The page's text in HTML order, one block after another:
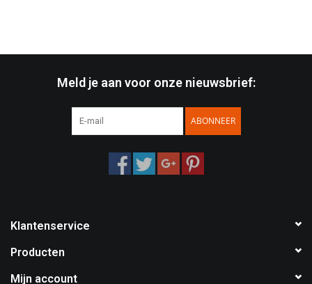
Meld je aan voor onze nieuwsbrief:
ABONNEER
Klantenservice
Producten
Mijn account